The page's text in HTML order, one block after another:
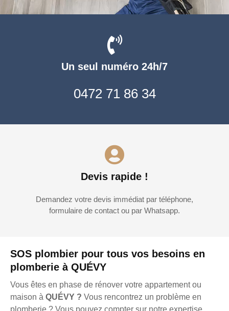
SOS plombier pour tous vos besoins en
plomberie à QUÉVY
Vous êtes en phase de rénover votre appartement ou
maison à QUÉVY ? Vous rencontrez un problème en
Un seul numéro 24h/7
0472 71 86 34
Devis rapide !
Demandez votre devis immédiat par téléphone,
formulaire de contact ou par Whatsapp.